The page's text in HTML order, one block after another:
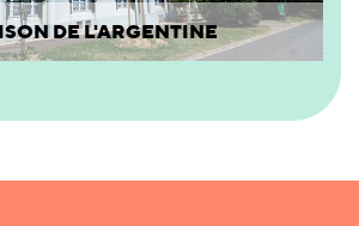
DE L'ARGENTINE